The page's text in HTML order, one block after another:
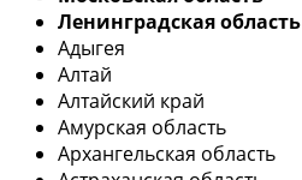
Ленинградская область
Адыгея
Алтай
Алтайский край
Амурская область
Архангельская область